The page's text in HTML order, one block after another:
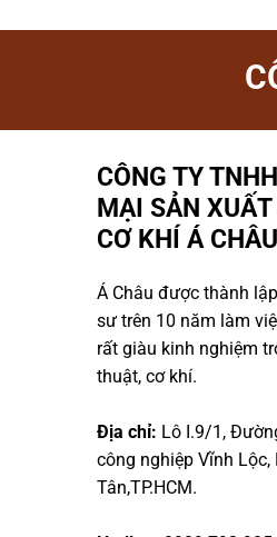
CÔNG TY
MẠI SẢN XUẤT
CƠ KHÍ Á CHÂU
Á Châu được thành
sư trên 10 năm làm
rất giàu kinh nghiệm
thuật, cơ khí.
Địa chỉ: Lô I.9/1,
công nghiệp Vĩnh Lộc,
Tân,TP.HCM.